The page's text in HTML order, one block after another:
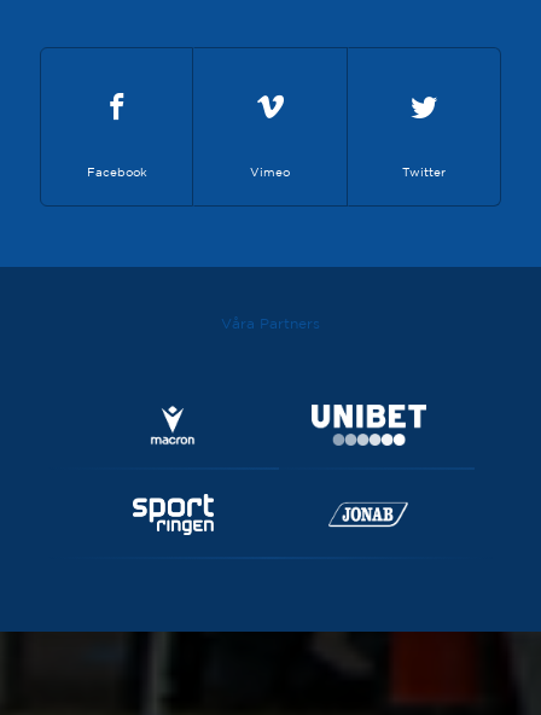
Facebook Vimeo Twitter
Våra Partners